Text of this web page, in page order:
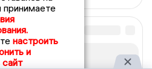
принимаете
настроить
и
сайт